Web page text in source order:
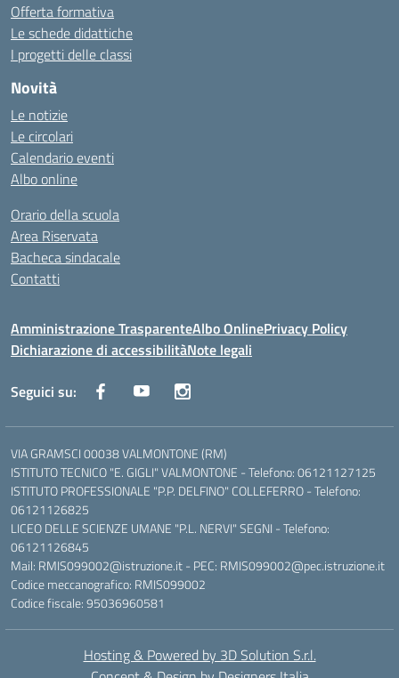
Offerta formativa
Le schede didattiche
I progetti delle classi
Novità
Le notizie
Le circolari
Calendario eventi
Albo online
Orario della scuola
Area Riservata
Bacheca sindacale
Contatti
Amministrazione TrasparenteAlbo OnlinePrivacy Policy
Dichiarazione di accessibilitàNote legali
Seguici su:
VIA GRAMSCI 00038 VALMONTONE (RM)
ISTITUTO TECNICO "E. GIGLI" VALMONTONE - Telefono: 06121127125
ISTITUTO PROFESSIONALE "P.P. DELFINO" COLLEFERRO - Telefono:
06121126825
LICEO DELLE SCIENZE UMANE "P.L. NERVI" SEGNI - Telefono:
06121126845
Mail: RMIS099002@istruzione.it - PEC: RMIS099002@pec.istruzione.it
Codice meccanografico: RMIS099002
Codice fiscale: 95036960581
Hosting & Powered by 3D Solution S.r.l.